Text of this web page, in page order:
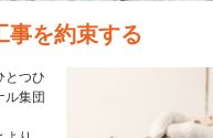
事を約束する
とつひ
ル集団